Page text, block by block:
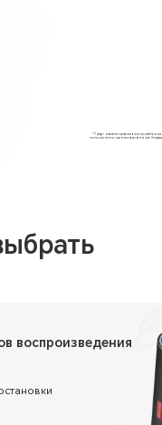
* Продукт не является профессиональным устройством для
воспроизведения